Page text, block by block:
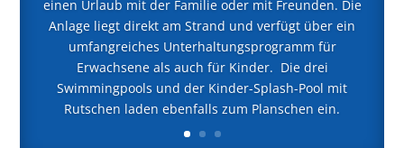
einen Urlaub mit der Familie oder mit Freunden. Die
Anlage liegt direkt am Strand und verfügt über ein
umfangreiches Unterhaltungsprogramm für
Erwachsene als auch für Kinder. Die drei
Swimmingpools und der Kinder-Splash-Pool mit
Rutschen laden ebenfalls zum Planschen ein.